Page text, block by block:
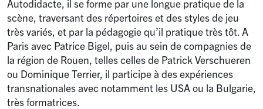
Autodidacte, il se forme par une longue pratique de la
scène, traversant des répertoires et des styles de jeu
très variés, et par la pédagogie qu’il pratique très tôt. A
Paris avec Patrice Bigel, puis au sein de compagnies de
la région de Rouen, telles celles de Patrick Verschueren
ou Dominique Terrier, il participe à des expériences
transnationales avec notamment les USA ou la Bulgarie,
très formatrices.